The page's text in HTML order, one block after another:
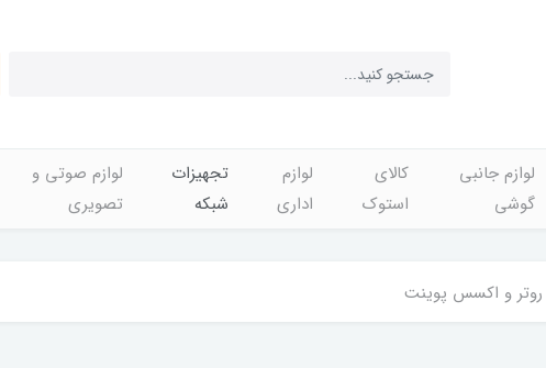
لوازم جانبی
گوشی
کالای
استوک
لوازم
اداری
تجهیزات
شبکه
لوازم صوتی و
تصویری
روتر و اکسس پوینت